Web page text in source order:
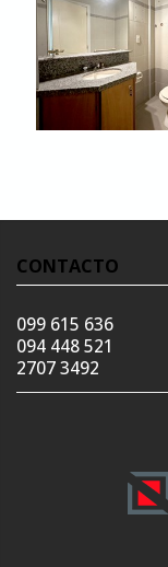
CONTACTO
099 615 636
094 448 521
2707 3492